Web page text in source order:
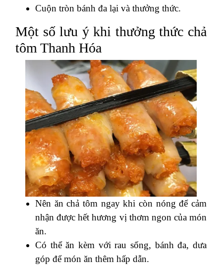
Cuộn tròn bánh đa lại và thưởng thức.
Một số lưu ý khi thưởng thức chả
tôm Thanh Hóa
Nên ăn chả tôm ngay khi còn nóng để cảm
nhận được hết hương vị thơm ngon của món
ăn.
Có thể ăn kèm với rau sống, bánh đa, dưa
góp để món ăn thêm hấp dẫn.